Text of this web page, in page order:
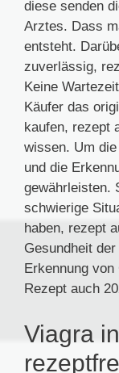
diese senden
Arztes. Dass
entsteht.
zuverlässig,
Keine
Käufer das
kaufen, rezept
wissen. Um
und die
gewährleisten.
schwierige
haben, rezept
Gesundheit
Erkennung
Rezept auch
Viagra